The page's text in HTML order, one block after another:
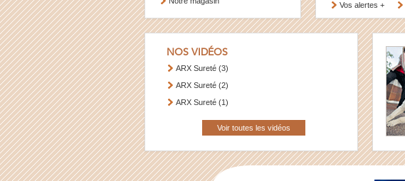
Vos alertes +
NOS VIDÉOS
ARX Sureté (3)
ARX Sureté (2)
ARX Sureté (1)
Voir toutes les vidéos